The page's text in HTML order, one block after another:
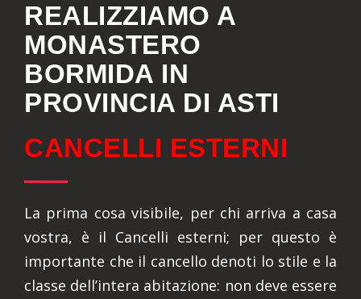
REALIZZIAMO A
MONASTERO
BORMIDA IN
PROVINCIA DI ASTI
CANCELLI ESTERNI
La prima cosa visibile, per chi arriva a casa
vostra, è il Cancelli esterni; per questo è
importante che il cancello denoti lo stile e la
classe dell’intera abitazione: non deve essere